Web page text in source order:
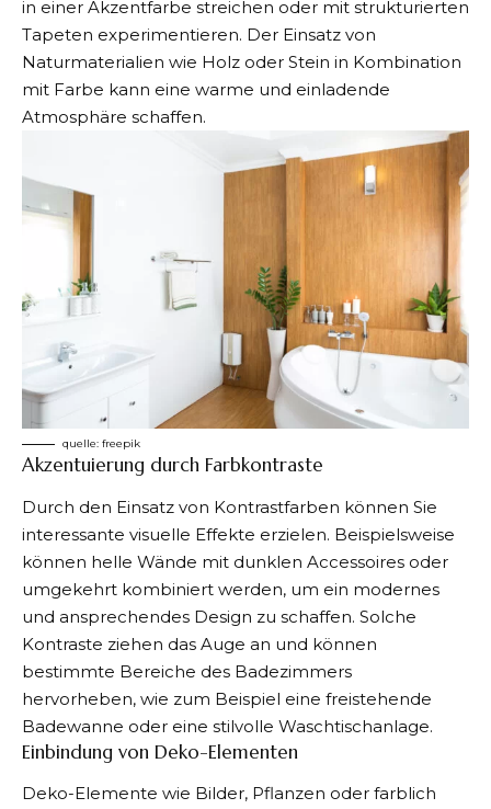
in einer Akzentfarbe streichen oder mit strukturierten
Tapeten experimentieren. Der Einsatz von
Naturmaterialien wie Holz oder Stein in Kombination
mit Farbe kann eine warme und einladende
Atmosphäre schaffen.
quelle: freepik
Akzentuierung durch Farbkontraste
Durch den Einsatz von Kontrastfarben können Sie
interessante visuelle Effekte erzielen. Beispielsweise
können helle Wände mit dunklen Accessoires oder
umgekehrt kombiniert werden, um ein modernes
und ansprechendes Design zu schaffen. Solche
Kontraste ziehen das Auge an und können
bestimmte Bereiche des Badezimmers
hervorheben, wie zum Beispiel eine freistehende
Badewanne oder eine stilvolle Waschtischanlage.
Einbindung von Deko-Elementen
Deko-Elemente wie Bilder, Pflanzen oder farblich